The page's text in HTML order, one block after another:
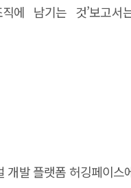
에 남기는 것’보고서
발 플랫폼 허깅페이스